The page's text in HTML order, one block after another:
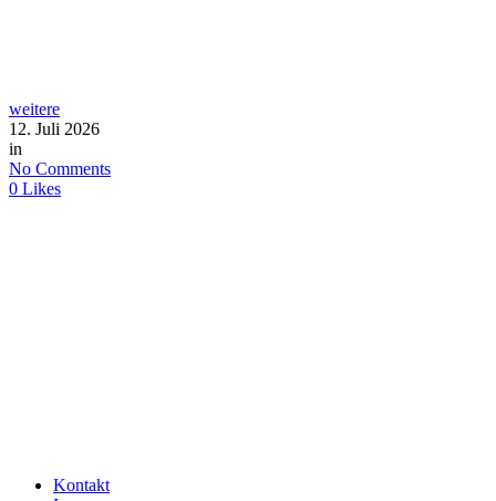
weitere
12. Juli 2026
in
No Comments
0 Likes
Kontakt